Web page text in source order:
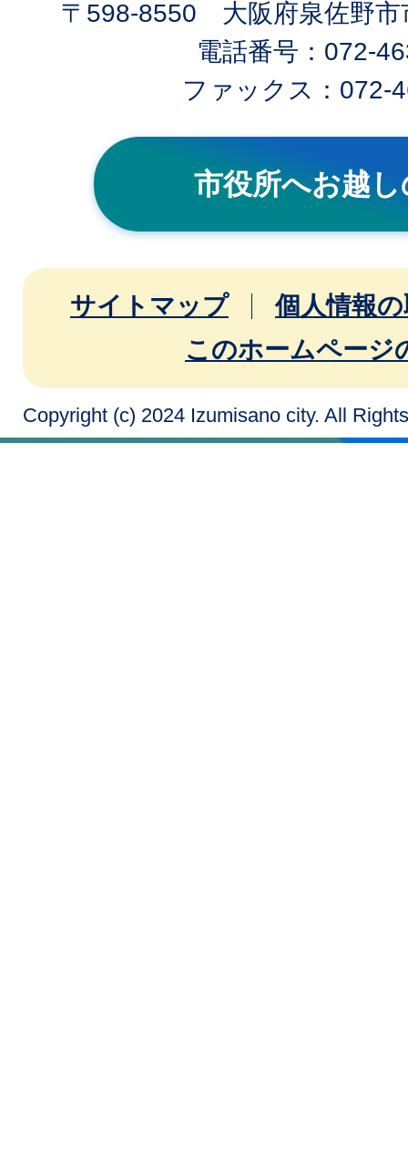
〒598-8550 大阪府泉佐野市
電話番号：072-
ファックス：072-
市役所へお越
サイトマップ
個人情報
このホームページ
Copyright (c) 2024 Izumisano city. All